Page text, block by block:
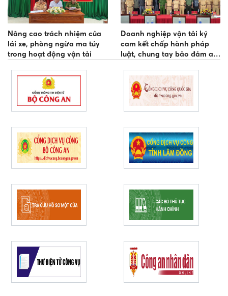
Nâng cao trách nhiệm của
lái xe, phòng ngừa ma túy
trong hoạt động vận tải
Doanh nghiệp vận tải ký
cam kết chấp hành pháp
luật, chung tay bảo đảm an